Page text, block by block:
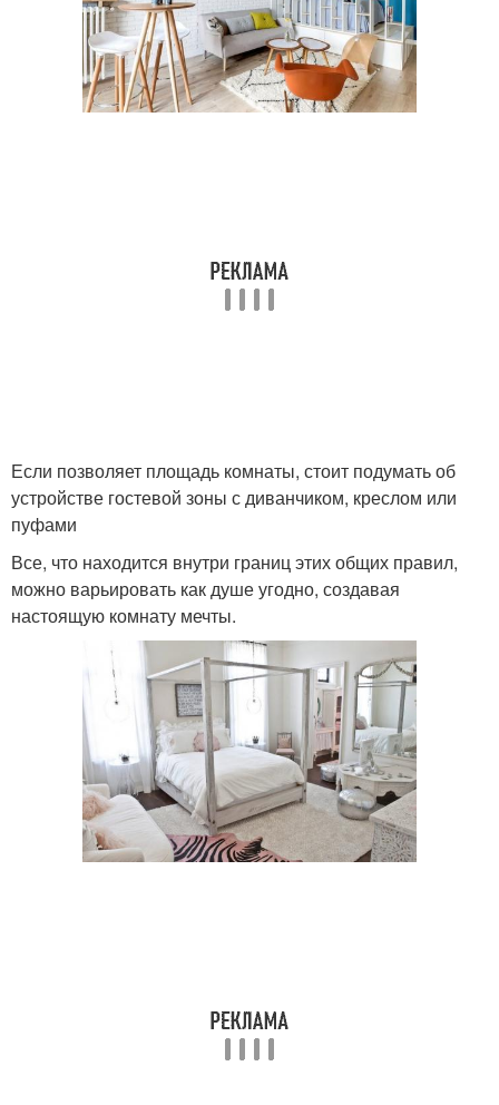
Если позволяет площадь комнаты, стоит подумать об
устройстве гостевой зоны с диванчиком, креслом или
пуфами
Все, что находится внутри границ этих общих правил,
можно варьировать как душе угодно, создавая
настоящую комнату мечты.